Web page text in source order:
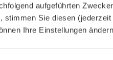
aufgeführten
stimmen Sie diesen
Ihre Einstellungen
verklebt ohne
longlife extra
verklebt ohne
verklebt mit